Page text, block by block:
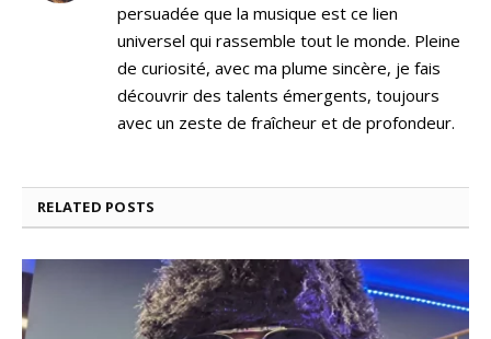
persuadée que la musique est ce lien
universel qui rassemble tout le monde. Pleine
de curiosité, avec ma plume sincère, je fais
découvrir des talents émergents, toujours
avec un zeste de fraîcheur et de profondeur.
RELATED POSTS